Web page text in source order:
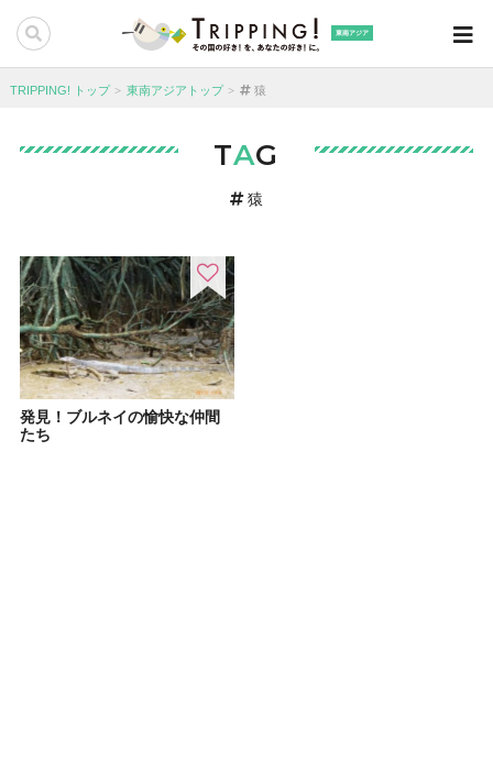
東南アジア
TRIPPING! トップ 東南アジアトップ 猿
TAG
猿
発見！ブルネイの愉快な仲間
たち